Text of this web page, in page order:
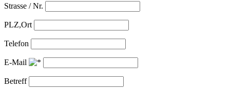
Strasse / Nr.
PLZ,Ort
Telefon
E-Mail
Betreff